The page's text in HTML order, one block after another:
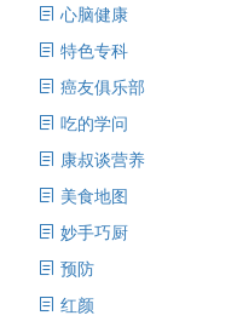
心脑健康
特色专科
癌友俱乐部
吃的学问
康叔谈营养
美食地图
妙手巧厨
预防
红颜